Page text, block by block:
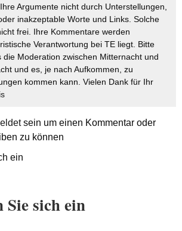
Argumente nicht durch Unterstellungen,
inakzeptable Worte und Links. Solche
frei. Ihre Kommentare werden
Verantwortung bei TE liegt. Bitte
die Moderation zwischen Mitternacht und
und es, je nach Aufkommen, zu
kommen kann. Vielen Dank für Ihr
sein um einen Kommentar oder
zu können
ein
Sie sich ein